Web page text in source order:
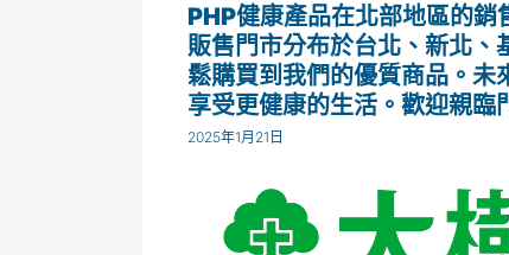
PHP健康產品在北部地區的
販售門市分布於台北、新北
鬆購買到我們的優質商品。未
享受更健康的生活。歡迎親臨
2025年1月21日